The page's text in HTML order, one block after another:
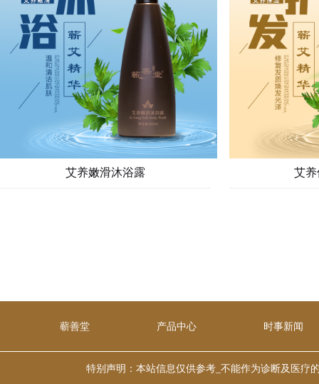
艾养嫩滑沐浴露 艾
蕲善堂 产品中心 时事新闻
特别声明：本站信息仅供参考_不能作为诊断及医疗